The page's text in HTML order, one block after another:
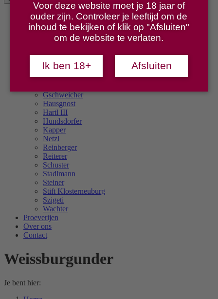
Home
Winkel
Alphart am Muhlbach
Gabriel
Gebetsberger
Gschweicher
Hausgnost
Hartl III
Hundsdorfer
Kapper
Netzl
Reinberger
Reiterer
Schuster
Stadlmann
Steiner
Stift Klosterneuburg
Szigeti
Wachter
Proeverijen
Over ons
Contact
Weissburgunder
Je bent hier:
Voor deze website moet je 18 jaar of
ouder zijn. Controleer je leeftijd om de
inhoud te bekijken of klik op "Afsluiten"
om de website te verlaten.
Ik ben 18+ Afsluiten